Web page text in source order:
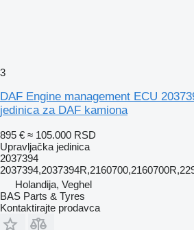
3
DAF Engine management ECU
jedinica za DAF kamiona
895 € ≈ 105.000 RSD
Upravljačka jedinica
2037394
Holandija, Veghel
BAS Parts & Tyres
Kontaktirajte prodavca